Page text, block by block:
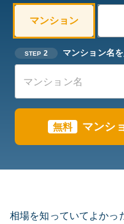
マンション
STEP 2 マンション名
無料 マンシ
相場を知っていてよかっ